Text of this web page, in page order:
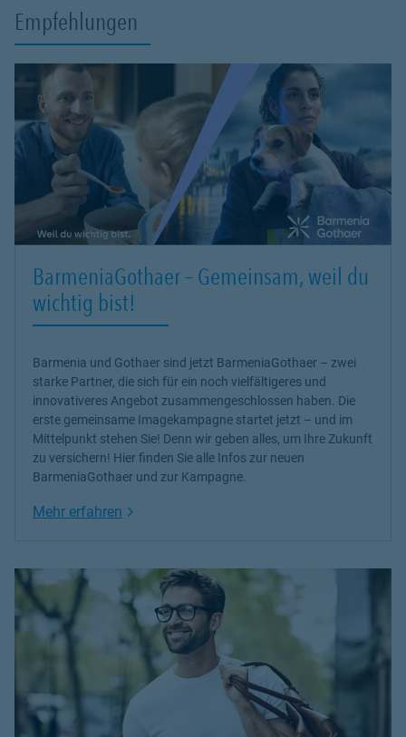
Empfehlungen
BarmeniaGothaer – Gemeinsam, weil du
wichtig bist!
Barmenia und Gothaer sind jetzt BarmeniaGothaer – zwei
starke Partner, die sich für ein noch vielfältigeres und
innovativeres Angebot zusammengeschlossen haben. Die
erste gemeinsame Imagekampagne startet jetzt – und im
Mittelpunkt stehen Sie! Denn wir geben alles, um Ihre Zukunft
zu versichern! Hier finden Sie alle Infos zur neuen
BarmeniaGothaer und zur Kampagne.
Mehr erfahren Link Opens in New Tab